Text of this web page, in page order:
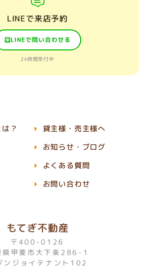
LINEで来店予約
LINEで問い合わせる
24時間受付中
もてぎ不動産
〒400-0126
県甲斐市大下条286-1
ンジョイテナント102
？
貸主様・売主様へ
お知らせ・ブログ
よくある質問
お問い合わせ